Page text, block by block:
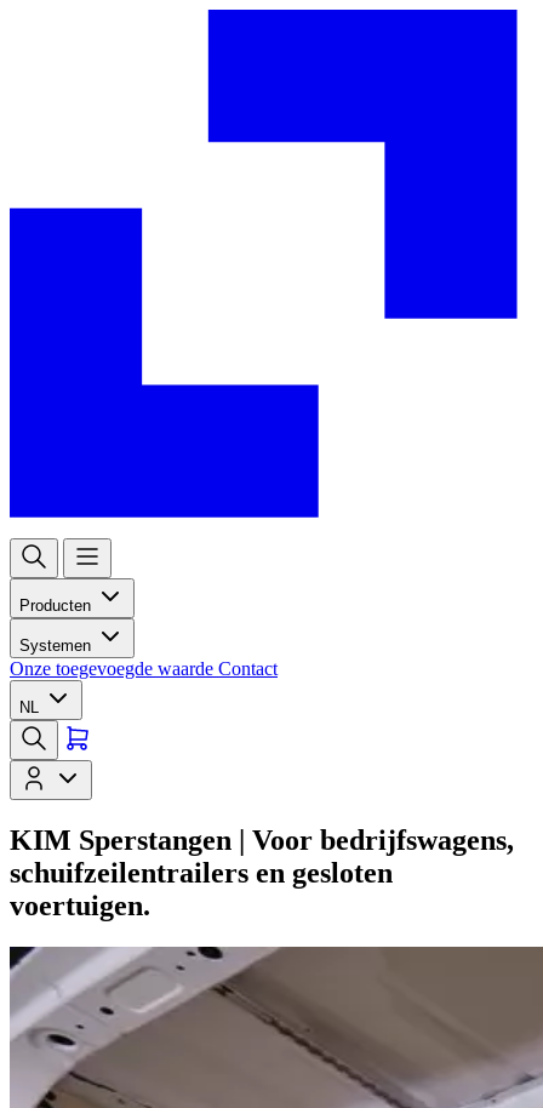
Producten
Systemen
Onze toegevoegde waarde Contact
NL
KIM Sperstangen | Voor bedrijfswagens,
schuifzeilentrailers en gesloten
voertuigen.